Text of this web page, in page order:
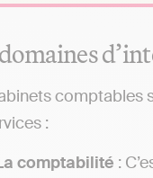
comptables
:
comptabilité :